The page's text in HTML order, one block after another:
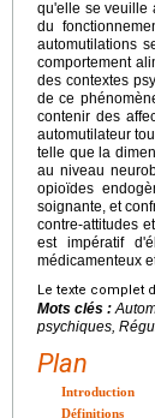
qu'elle se veuille
du
automutilations
comportement
des contextes
de ce
contenir des
automutilateur
telle que la
au niveau
opioïdes
soignante, et
contre-attitudes
est impératif
médicamenteux
Le texte complet
Mots clés :
psychiques,
Plan
Introduction
Définitions